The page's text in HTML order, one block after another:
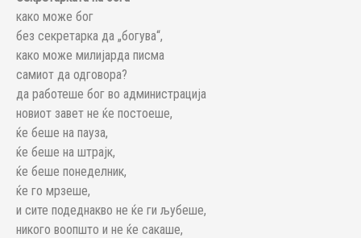
како може бог
без секретарка да „богува“,
како може милијарда писма
самиот да одговора?
да работеше бог во администрација
новиот завет не ќе постоеше,
ќе беше на пауза,
ќе беше на штрајк,
ќе беше понеделник,
ќе го мрзеше,
и сите подеднакво не ќе ги љубеше,
никого воопшто и не ќе сакаше,